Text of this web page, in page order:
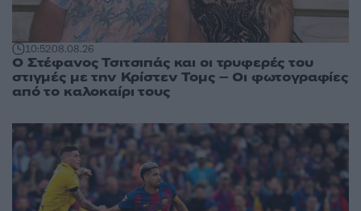
10:5208.08.26
Ο Στέφανος Τσιτσιπάς και οι τρυφερές του
στιγμές με την Κρίστεν Τομς – Οι φωτογραφίες
από το καλοκαίρι τους